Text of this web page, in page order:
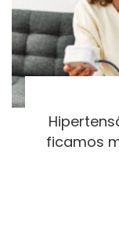
ficamos